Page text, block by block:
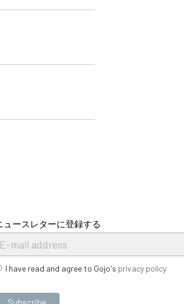
ュースレターに登録する
I have read and agree to Gojo's privacy policy